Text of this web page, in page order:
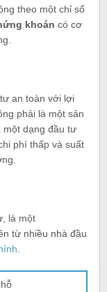
theo một chỉ số
khoán có cơ
an toàn với lợi
phải là một sản
một dạng đầu tư
phí thấp và suất
là một
từ nhiều nhà đầu